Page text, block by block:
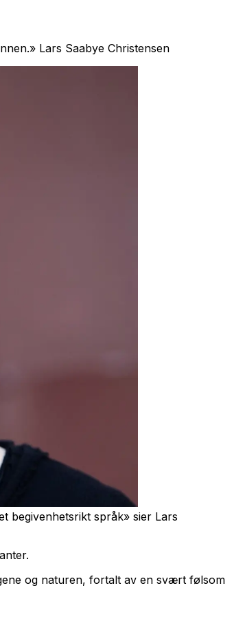
Lars Saabye Christensen
begivenhetsrikt språk» sier Lars
og naturen, fortalt av en svært følsom